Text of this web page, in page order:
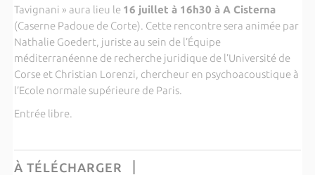
Tavignani » aura lieu le 16 juillet à 16h30 à A Cisterna
(Caserne Padoue de Corte). Cette rencontre sera animée par
Nathalie Goedert, juriste au sein de l’Équipe
méditerranéenne de recherche juridique de l’Université de
Corse et Christian Lorenzi, chercheur en psychoacoustique à
l’Ecole normale supérieure de Paris.
Entrée libre.
À TÉLÉCHARGER